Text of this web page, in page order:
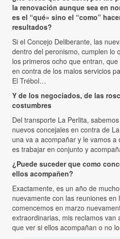
la renovación aunque sea en
es el “qué» sino el “como”
resultados?
Si el Concejo Deliberante, las
dentro del peronismo, cumplen lo
los primeros ocho que entran,
en contra de los malos servicios
El Trébol…
Y de los negociados, de las
costumbres
Del transporte La Perlita,
nuevos concejales en contra de
una va a acompañar y le vamos
es trabajar en conjunto y
¿Puede suceder que como
ellos acompañen?
Exactamente, es un año de
nuevamente con las reuniones en
comencemos en marzo
extraordinarias, mis reclamos van
que ver si ellos acompañan o no